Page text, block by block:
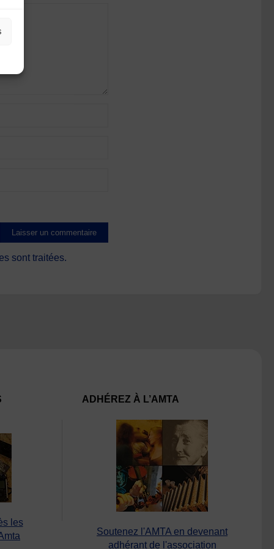
sont traitées.
les
ADHÉREZ À L’AMTA
Soutenez l'AMTA en devenant
adhérant de l'association